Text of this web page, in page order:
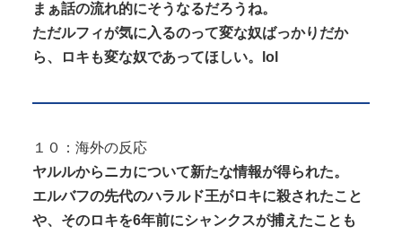
まぁ話の流れ的にそうなるだろうね。
ただルフィが気に入るのって変な奴ばっかりだか
ら、ロキも変な奴であってほしい。lol
１０：海外の反応
ヤルルからニカについて新たな情報が得られた。
エルバフの先代のハラルド王がロキに殺されたこと
や、そのロキを6年前にシャンクスが捕えたことも